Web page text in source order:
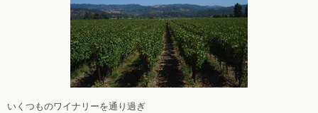
いくつものワイナリーを通り過ぎ